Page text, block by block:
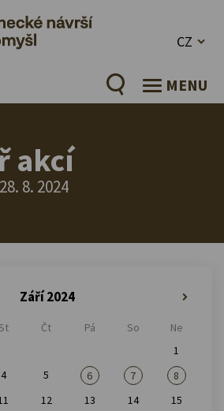
CZ
MENU
akcí
8. 2024
Září 2024
St Čt Pá So
Ne
1
4 5 6 7
8
12 13 14
15